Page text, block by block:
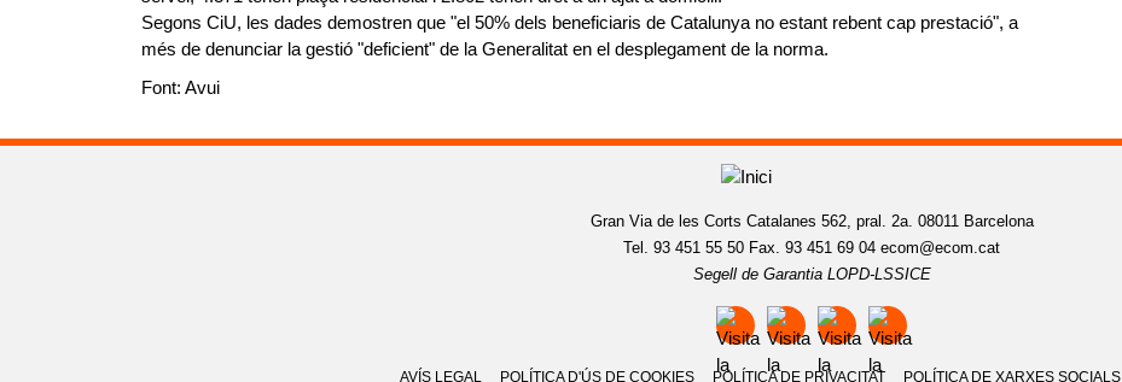
Segons CiU, les dades demostren que "el 50% dels beneficiaris de Catalunya no estant rebent cap prestació", a
més de denunciar la gestió "deficient" de la Generalitat en el desplegament de la norma.
Font: Avui
Gran Via de les Corts Catalanes 562, pral. 2a. 08011 Barcelona
Tel. 93 451 55 50 Fax. 93 451 69 04 ecom@ecom.cat
Segell de Garantia LOPD-LSSICE
AVÍS LEGAL POLÍTICA D'ÚS DE COOKIES POLÍTICA DE PRIVACITAT POLÍTICA DE XARXES SOCIALS